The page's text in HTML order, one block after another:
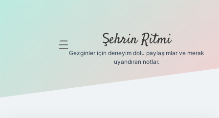
Gizlilik
menüyü
Şehrin Ritmi
Gezginler için deneyim dolu paylaşımlar ve merak
uyandıran notlar.